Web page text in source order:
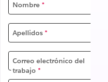
Nombre*
Apellidos*
Correo electrónico del
trabajo*